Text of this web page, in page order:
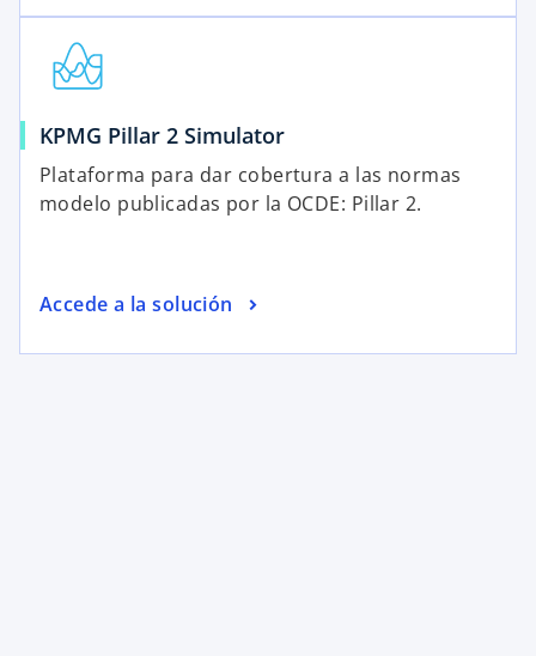
KPMG Pillar 2 Simulator
Plataforma para dar cobertura a las normas
modelo publicadas por la OCDE: Pillar 2.
Accede a la solución